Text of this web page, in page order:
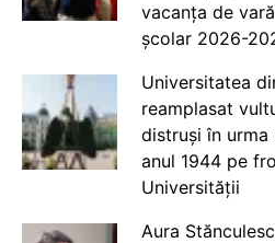
vacanța de
școlar 2026-
Universitatea
reamplasat
distruși în
anul 1944 pe
Universității
Aura